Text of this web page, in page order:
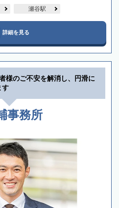
瀬谷駅
詳細を見る
様のご不安を解消し、円滑に
す
事務所